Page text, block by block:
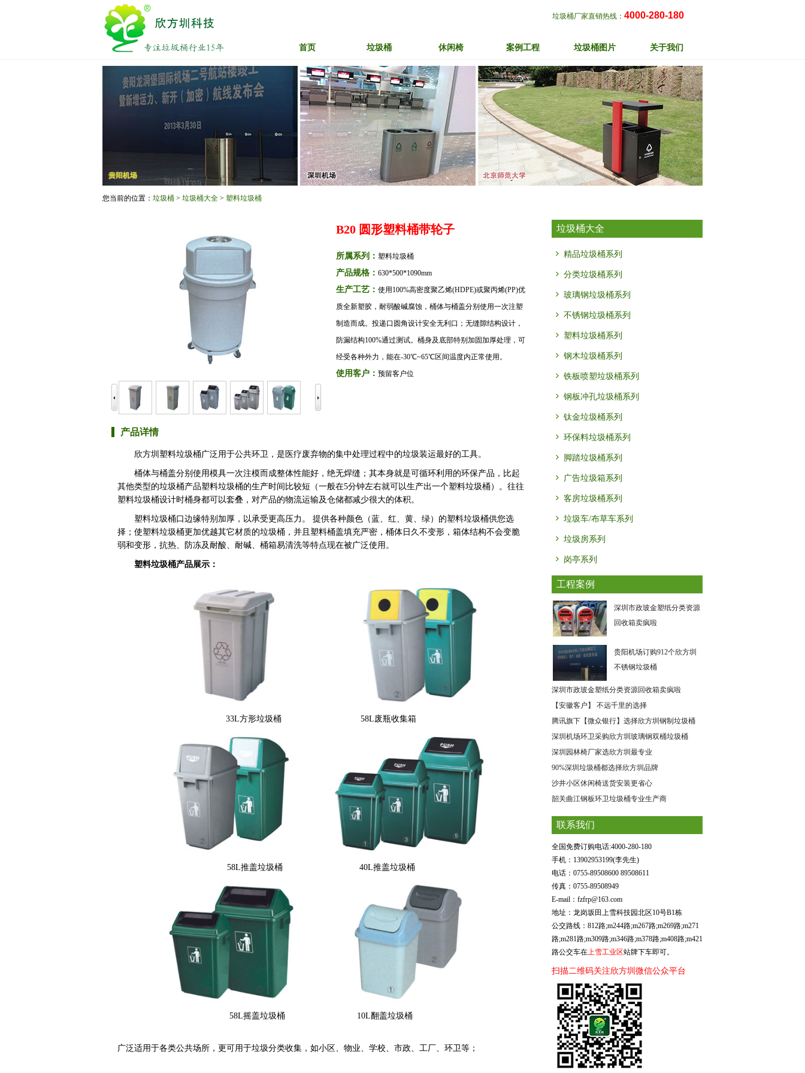
垃圾桶厂家直销热线： 4000-280-180
首页 垃圾桶 休闲椅 案例工程 垃圾桶图片 关于我们
您当前的位置： 垃圾桶 > 垃圾桶大全 > 塑料垃圾桶
B20 圆形塑料桶带轮子
所属系列： 塑料垃圾桶
产品规格： 630*500*1090mm
生产工艺： 使用100%高密度聚乙烯(HDPE)或聚丙烯(PP)优
质全新塑胶，耐弱酸碱腐蚀，桶体与桶盖分别使用一次注塑
制造而成。投递口圆角设计安全无利口；无缝隙结构设计，
防漏结构100%通过测试。桶身及底部特别加固加厚处理，可
经受各种外力，能在-30℃~65℃区间温度内正常使用。
使用客户： 预留客户位
产品详情
欣方圳塑料垃圾桶广泛用于公共环卫，是医疗废弃物的集中处理过程中的垃圾装运最好的工具。
桶体与桶盖分别使用模具一次注模而成整体性能好，绝无焊缝；其本身就是可循环利用的环保产品，比起
其他类型的垃圾桶产品塑料垃圾桶的生产时间比较短（一般在5分钟左右就可以生产出一个塑料垃圾桶）。往往
塑料垃圾桶设计时桶身都可以套叠，对产品的物流运输及仓储都减少很大的体积。
塑料垃圾桶口边缘特别加厚，以承受更高压力。 提供各种颜色（蓝、红、黄、绿）的塑料垃圾桶供您选
择；使塑料垃圾桶更加优越其它材质的垃圾桶，并且塑料桶盖填充严密，桶体日久不变形，箱体结构不会变脆
弱和变形，抗热、防冻及耐酸、耐碱、桶箱易清洗等特点现在被广泛使用。
塑料垃圾桶产品展示：
33L方形垃圾桶 58L废瓶收集箱
58L推盖垃圾桶 40L推盖垃圾桶
58L摇盖垃圾桶 10L翻盖垃圾桶
广泛适用于各类公共场所，更可用于垃圾分类收集，如小区、物业、学校、市政、工厂、环卫等；
垃圾桶大全
精品垃圾桶系列
分类垃圾桶系列
玻璃钢垃圾桶系列
不锈钢垃圾桶系列
塑料垃圾桶系列
钢木垃圾桶系列
铁板喷塑垃圾桶系列
钢板冲孔垃圾桶系列
钛金垃圾桶系列
环保料垃圾桶系列
脚踏垃圾桶系列
广告垃圾箱系列
客房垃圾桶系列
垃圾车/布草车系列
垃圾房系列
岗亭系列
工程案例
深圳市政玻金塑纸分类资源
回收箱卖疯啦
贵阳机场订购912个欣方圳
不锈钢垃圾桶
深圳市政玻金塑纸分类资源回收箱卖疯啦
【安徽客户】 不远千里的选择
腾讯旗下【微众银行】选择欣方圳钢制垃圾桶
深圳机场环卫采购欣方圳玻璃钢双桶垃圾桶
深圳园林椅厂家选欣方圳最专业
90%深圳垃圾桶都选择欣方圳品牌
沙井小区休闲椅送货安装更省心
韶关曲江钢板环卫垃圾桶专业生产商
联系我们
全国免费订购电话:4000-280-180
手机：13902953199(李先生)
电话：0755-89508600 89508611
传真：0755-89508949
E-mail：fzfrp@163.com
地址：龙岗坂田上雪科技园北区10号B1栋
公交路线：812路;m244路;m267路;m269路;m271
路;m281路;m309路;m346路;m378路;m408路;m421
路公交车在上雪工业区站牌下车即可。
扫描二维码关注欣方圳微信公众平台